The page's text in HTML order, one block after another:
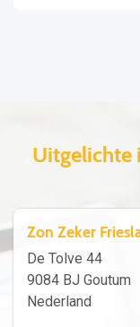
Uitgelichte
Zon Zeker
De Tolve 44
9084 BJ Goutum
Nederland